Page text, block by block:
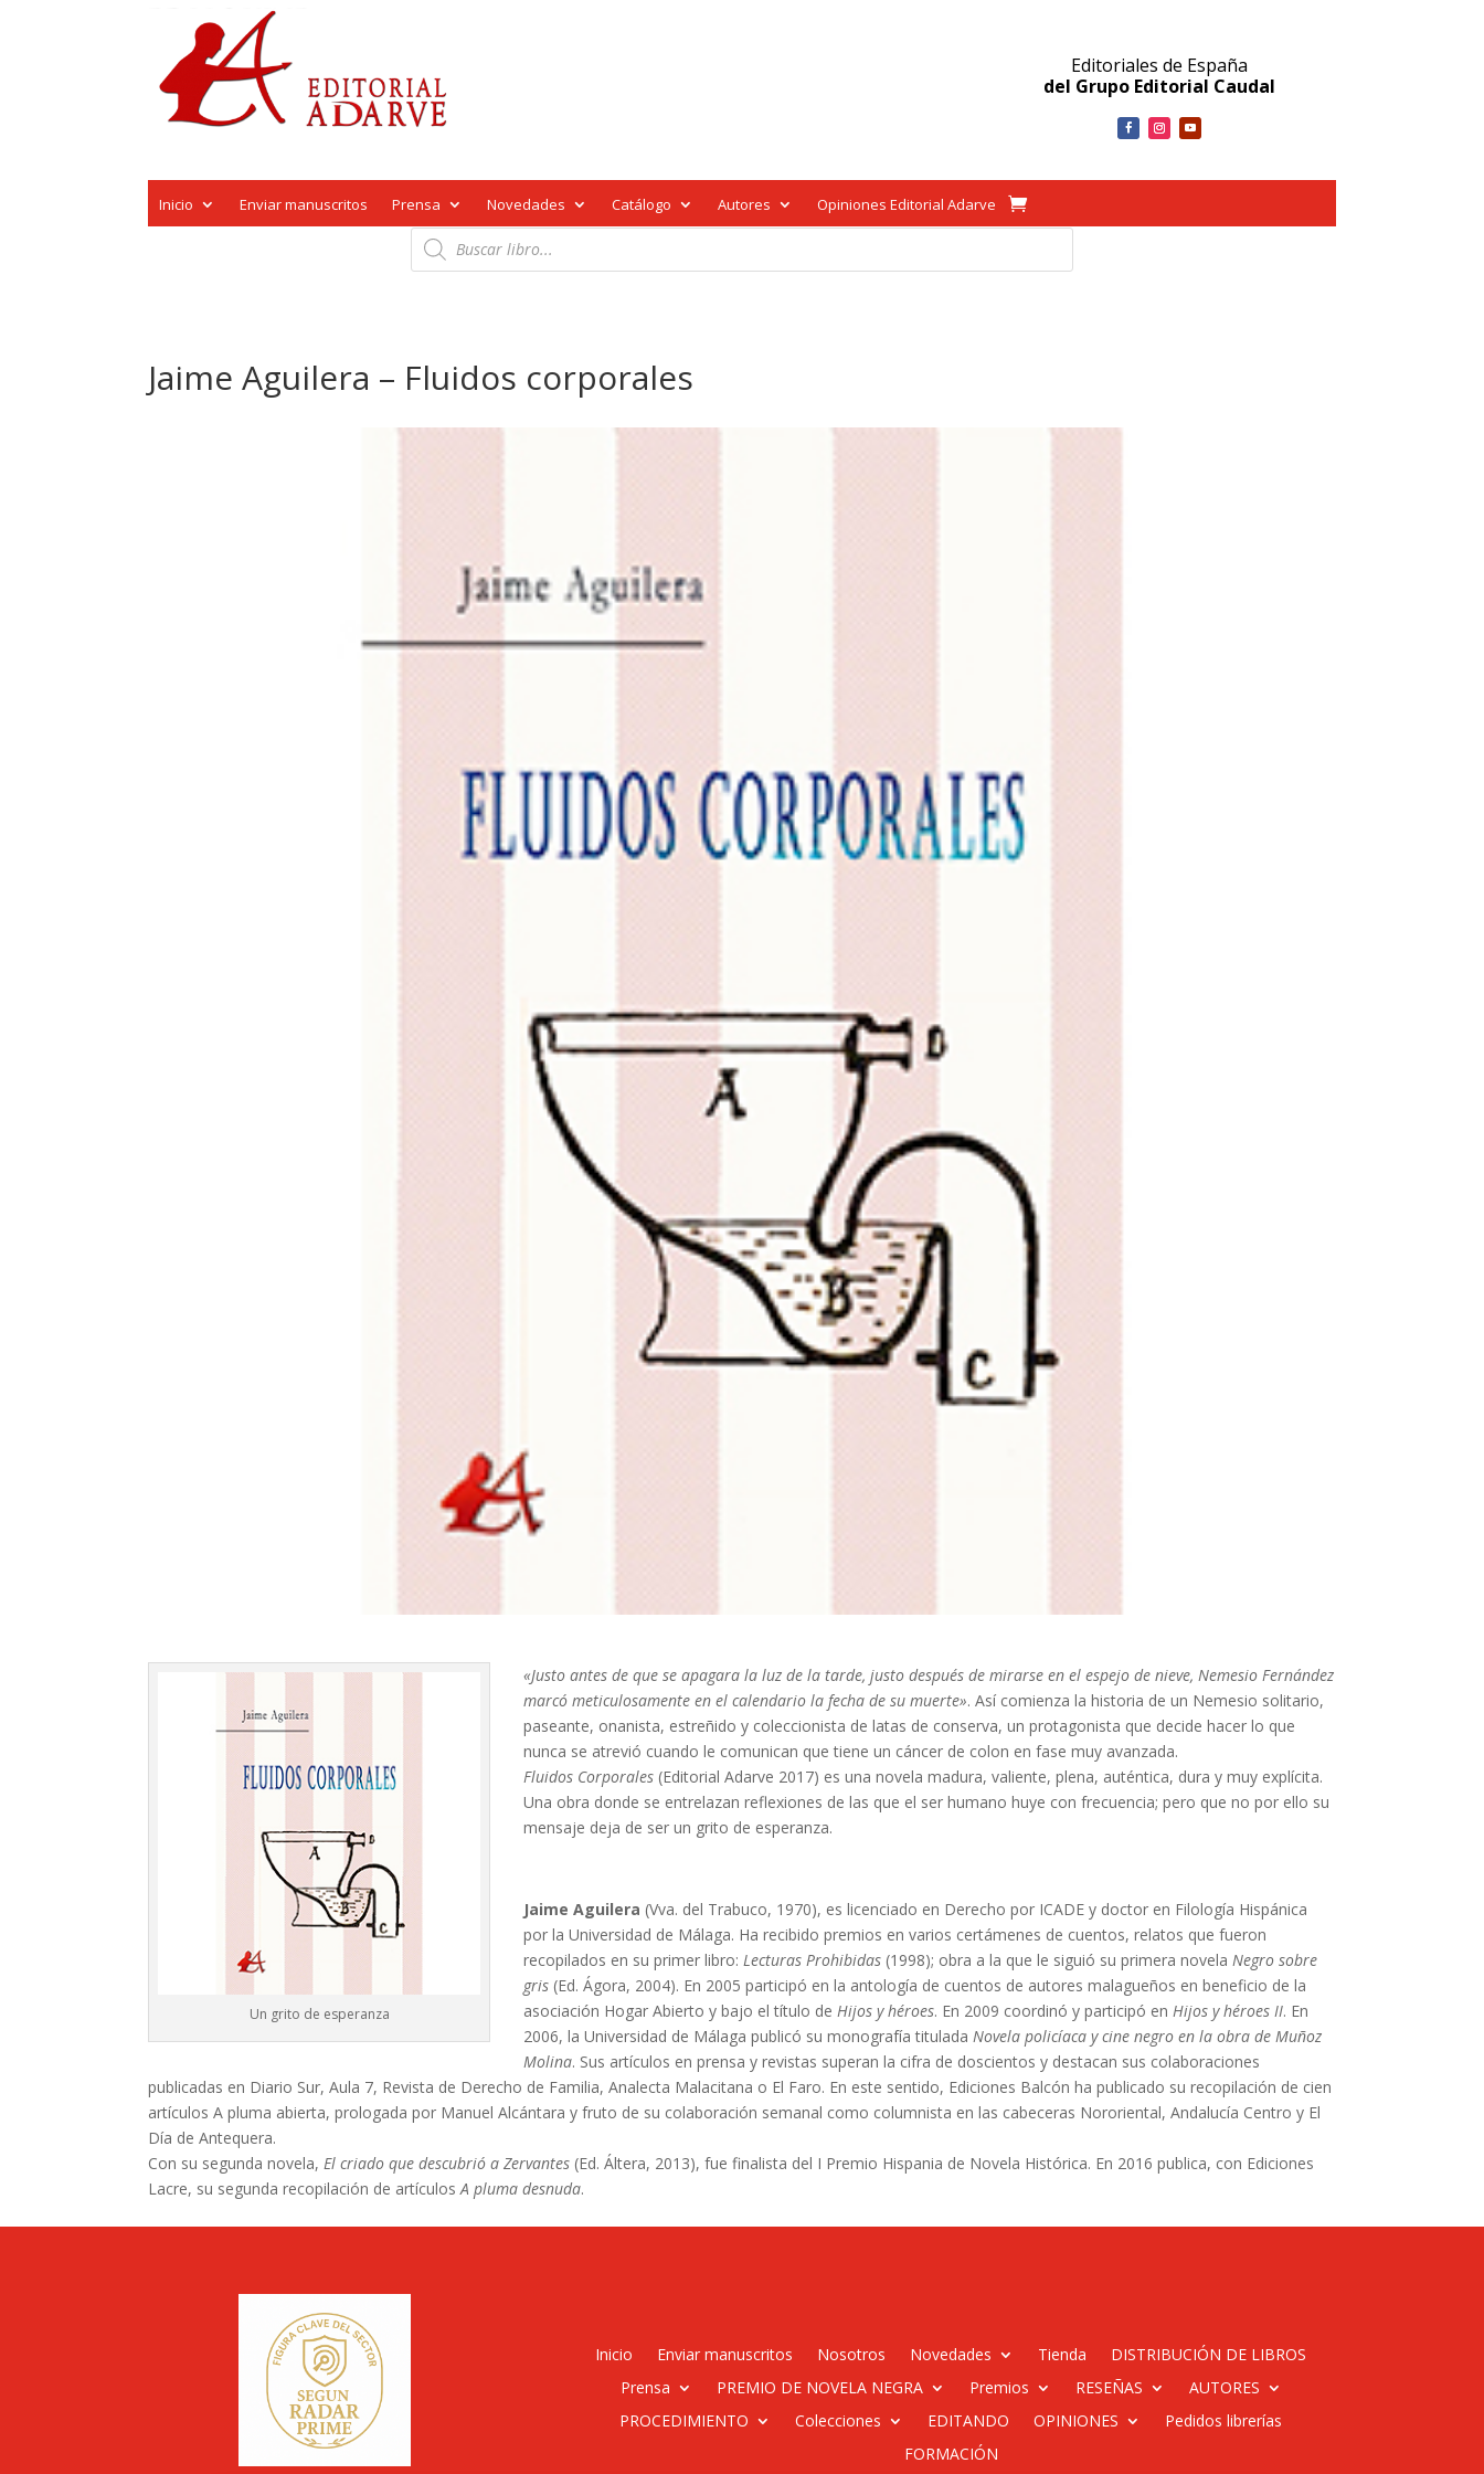
Editoriales de España
del Grupo Editorial Caudal
Inicio Enviar manuscritos Prensa Novedades Catálogo Autores Opiniones Editorial Adarve
Búsqueda
de
productos
Jaime Aguilera – Fluidos corporales
Un grito de esperanza
«Justo antes de que se apagara la luz de la tarde, justo después de mirarse en el espejo de nieve, Nemesio Fernández
marcó meticulosamente en el calendario la fecha de su muerte». Así comienza la historia de un Nemesio solitario,
paseante, onanista, estreñido y coleccionista de latas de conserva, un protagonista que decide hacer lo que
nunca se atrevió cuando le comunican que tiene un cáncer de colon en fase muy avanzada.
Fluidos Corporales (Editorial Adarve 2017) es una novela madura, valiente, plena, auténtica, dura y muy explícita.
Una obra donde se entrelazan reflexiones de las que el ser humano huye con frecuencia; pero que no por ello su
mensaje deja de ser un grito de esperanza.
Jaime Aguilera (Vva. del Trabuco, 1970), es licenciado en Derecho por ICADE y doctor en Filología Hispánica
por la Universidad de Málaga. Ha recibido premios en varios certámenes de cuentos, relatos que fueron
recopilados en su primer libro:Lecturas Prohibidas (1998); obra a la que le siguió su primera novelaNegro sobre
gris (Ed. Ágora, 2004). En 2005 participó en la antología de cuentos de autores malagueños en beneficio de la
asociación Hogar Abierto y bajo el título deHijos y héroes. En 2009 coordinó y participó enHijos y héroes II. En
2006, la Universidad de Málaga publicó su monografía tituladaNovela policíaca y cine negro en la obra de Muñoz
Molina. Sus artículos en prensa y revistas superan la cifra de doscientos y destacan sus colaboraciones
publicadas en Diario Sur, Aula 7, Revista de Derecho de Familia, Analecta Malacitana o El Faro. En este sentido, Ediciones Balcón ha publicado su recopilación de cien
artículos A pluma abierta, prologada por Manuel Alcántara y fruto de su colaboración semanal como columnista en las cabeceras Nororiental, Andalucía Centro y El
Día de Antequera.
Con su segunda novela,El criado que descubrió a Zervantes (Ed. Áltera, 2013), fue finalista del I Premio Hispania de Novela Histórica. En 2016 publica, con Ediciones
Lacre, su segunda recopilación de artículosA pluma desnuda.
Inicio Enviar manuscritos Nosotros Novedades Tienda
DISTRIBUCIÓN DE LIBROS
Prensa
PREMIO DE NOVELA NEGRA Premios RESEÑAS
AUTORES
PROCEDIMIENTO
Colecciones EDITANDO OPINIONES
Pedidos librerías
FORMACIÓN